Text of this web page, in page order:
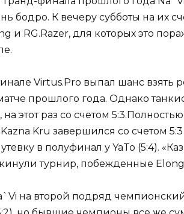
бодро. К вечеру субботы на их
и RG.Razer, для которых это
Virtus.Pro выпал шанс взять
прошлого года. Однако
этот раз со счетом
Kru завершился со счетом
в полуфинал у YaTo (5:4).
турнир, побежденные Elong
на второй подряд